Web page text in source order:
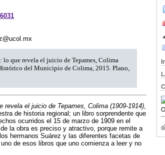
lo que revela el juicio de Tepames, Colima
del Municipio de Colima, 2015. Plano,
revela el juicio de Tepames, Colima (1909-1914)
de historia regional; un libro sorprendente que
ocurridos el 15 de marzo de 1909 en el
la obra es preciso y atractivo, porque remite a
hermanos Suárez y las diferentes facetas de
de esos libros que uno comienza a leer y no